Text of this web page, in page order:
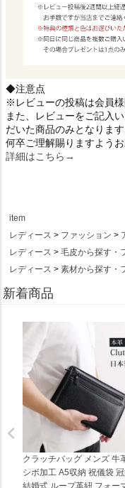
◆注意点
※レビューの投稿は会員様
また、レビューをご記入
だいた商品のみとなります
何卒ご理解賜りますよう
詳細はこちら→
item
レディース
ファッション
レディース
毛皮から探す・
レディース
素材から探す・
新着商品
クラッチバッグ メンズ 牛
シボ加工 A5収納 祝儀袋
結婚式 ループ革紐 フォー